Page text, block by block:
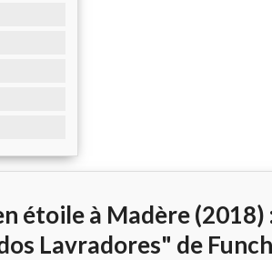
étoile à Madère (2018)
Lavradores" de